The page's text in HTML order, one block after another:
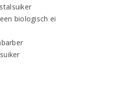
biologisch ei